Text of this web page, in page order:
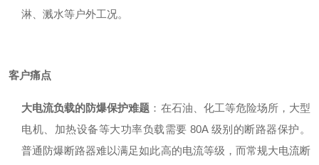
淋、溅水等户外工况。
客户痛点
大电流负载的防爆保护难题 ：在石油、化工等危险场所，大型
电机、加热设备等大功率负载需要 80A 级别的断路器保护。
普通防爆断路器难以满足如此高的电流等级，而常规大电流断